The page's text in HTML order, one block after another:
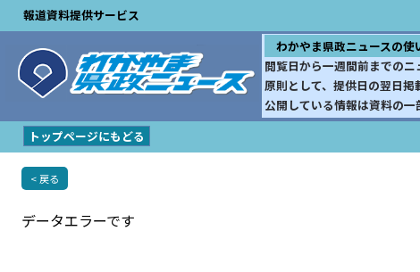
報道資料提供サービス
わかやま県政ニュースの使
閲覧日から一週間前までのニ
原則として、提供日の翌日掲
公開している情報は資料の一
トップページにもどる
< 戻る
データエラーです